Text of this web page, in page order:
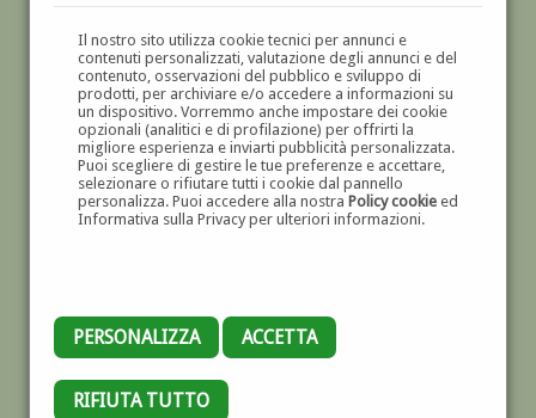
Il nostro sito utilizza cookie tecnici per annunci e
contenuti personalizzati, valutazione degli annunci e del
contenuto, osservazioni del pubblico e sviluppo di
prodotti, per archiviare e/o accedere a informazioni su
un dispositivo. Vorremmo anche impostare dei cookie
opzionali (analitici e di profilazione) per offrirti la
migliore esperienza e inviarti pubblicità personalizzata.
Puoi scegliere di gestire le tue preferenze e accettare,
selezionare o rifiutare tutti i cookie dal pannello
personalizza. Puoi accedere alla nostra Policy cookieed
Informativa sulla Privacy per ulteriori informazioni.
PERSONALIZZA ACCETTA
RIFIUTA TUTTO
GALLERIAD'ARTE
DIPINTI E SCULTURE '800 E '900